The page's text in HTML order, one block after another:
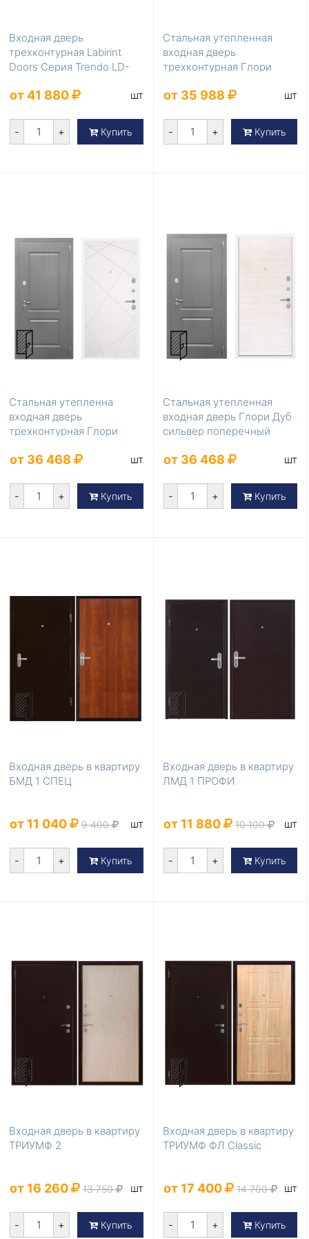
Входная дверь
трехконтурная Labirint
Doors Серия Trendo LD-
от 41 880 шт
- + Купить
Стальная утепленная
входная дверь
трехконтурная Глори
квар...
от 35 988 шт
- + Купить
Стальная утепленна
входная дверь
трехконтурная Глори
от 36 468 шт
- + Купить
Стальная утепленная
входная дверь Глори Дуб
сильвер поперечный
от 36 468 шт
- + Купить
Входная дверь в квартиру
БМД 1 СПЕЦ
от 11 040 9 400 шт
- + Купить
Входная дверь в квартиру
ЛМД 1 ПРОФИ
от 11 880 10 100 шт
- + Купить
Входная дверь в квартиру
ТРИУМФ 2
от 16 260 13 750 шт
- + Купить
Входная дверь в квартиру
ТРИУМФ ФЛ Classic
от 17 400 14 700 шт
- + Купить